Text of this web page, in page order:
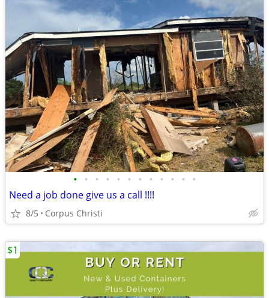
• • • • • • • • • • • •
Need a job done give us a call !!!!
8/5 Corpus Christi
$1